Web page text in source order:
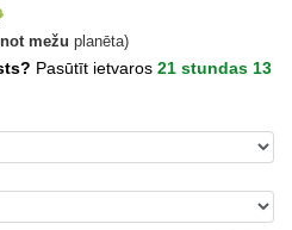
mežu planēta)
Pasūtīt ietvaros 21 stundas 13